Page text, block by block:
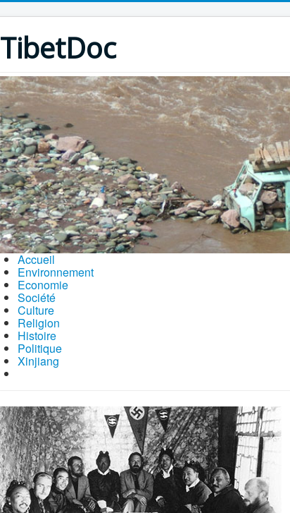
TibetDoc
Accueil
Environnement
Economie
Société
Culture
Religion
Histoire
Politique
Xinjiang